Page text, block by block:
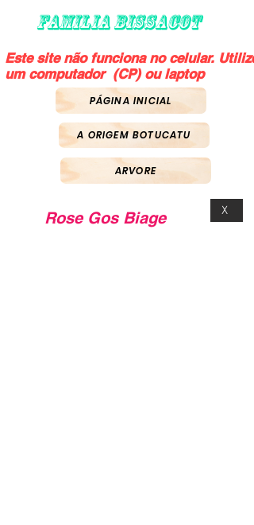
FAMILIA BISSACOT
Este site não funciona no celular. Utilize
um computador (CP) ou laptop
PÁGINA INICIAL
A ORIGEM BOTUCATU
ARVORE
Rose Gos Biage X